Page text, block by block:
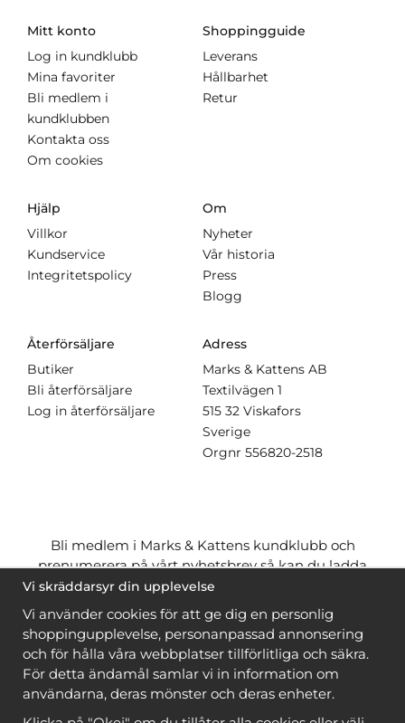
Mitt konto
Log in kundklubb
Mina favoriter
Bli medlem i
kundklubben
Kontakta oss
Om cookies
Shoppingguide
Leverans
Hållbarhet
Retur
Hjälp
Villkor
Kundservice
Integritetspolicy
Om
Nyheter
Vår historia
Press
Blogg
Återförsäljare
Butiker
Bli återförsäljare
Log in återförsäljare
Adress
Marks & Kattens AB
Textilvägen 1
515 32 Viskafors
Sverige
Orgnr 556820-2518
Bli medlem i Marks & Kattens kundklubb och
prenumerera på vårt nyhetsbrev så kan du ladda
ner många mönstergratisoch få många
när du handlar garn till mönstret. Du ser vilka som
är
gratis när du är inloggad
Bli medlem
Vi skräddarsyr din upplevelse
Vi använder cookies för att ge dig en personlig
shoppingupplevelse, personanpassad annonsering
och för hålla våra webbplatser tillförlitliga och säkra.
För detta ändamål samlar vi in information om
användarna, deras mönster och deras enheter.